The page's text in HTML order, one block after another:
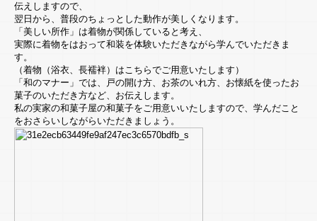
伝えしますので、
翌日から、普段のちょっとした動作が美しくなります。
「美しい所作」は着物が関係していると考え、
実際に着物をはおって和装を体験いただきながら学んでいただきま
す。
（着物（浴衣、長襦袢）はこちらでご用意いたします）
「和のマナー」では、戸の開け方、お茶のいれ方、お懐紙を使ったお
菓子のいただき方など、お伝えします。
私の実家の和菓子屋の和菓子をご用意いいたしますので、学んだこと
をおさらいしながらいただきましょう。